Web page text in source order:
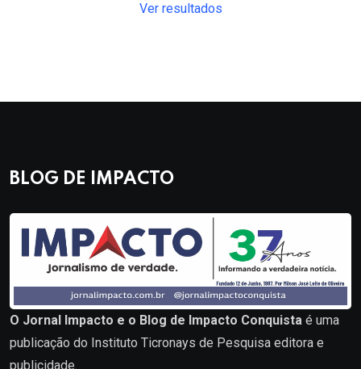
Ver resultados
BLOG DE IMPACTO
O Jornal Impacto e o Blog de Impacto Conquista é uma
publicação do Instituto Ticronays de Pesquisa editora e
publicidade.